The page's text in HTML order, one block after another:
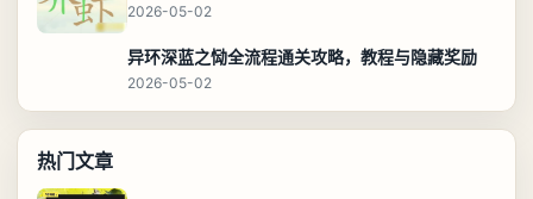
2026-05-02
异环深蓝之恸全流程通关攻略，教程与隐藏奖励
2026-05-02
热门文章